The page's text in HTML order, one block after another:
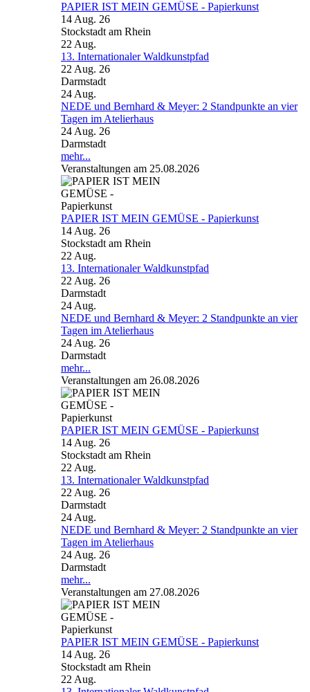
PAPIER IST MEIN GEMÜSE - Papierkunst
14 Aug. 26
Stockstadt am Rhein
22Aug.
13. Internationaler Waldkunstpfad
22 Aug. 26
Darmstadt
24Aug.
NEDE und Bernhard & Meyer: 2 Standpunkte an vier
Tagen im Atelierhaus
24 Aug. 26
Darmstadt
mehr...
Veranstaltungen am 25.08.2026
PAPIER IST MEIN GEMÜSE - Papierkunst
14 Aug. 26
Stockstadt am Rhein
22Aug.
13. Internationaler Waldkunstpfad
22 Aug. 26
Darmstadt
24Aug.
NEDE und Bernhard & Meyer: 2 Standpunkte an vier
Tagen im Atelierhaus
24 Aug. 26
Darmstadt
mehr...
Veranstaltungen am 26.08.2026
PAPIER IST MEIN GEMÜSE - Papierkunst
14 Aug. 26
Stockstadt am Rhein
22Aug.
13. Internationaler Waldkunstpfad
22 Aug. 26
Darmstadt
24Aug.
NEDE und Bernhard & Meyer: 2 Standpunkte an vier
Tagen im Atelierhaus
24 Aug. 26
Darmstadt
mehr...
Veranstaltungen am 27.08.2026
PAPIER IST MEIN GEMÜSE - Papierkunst
14 Aug. 26
Stockstadt am Rhein
22Aug.